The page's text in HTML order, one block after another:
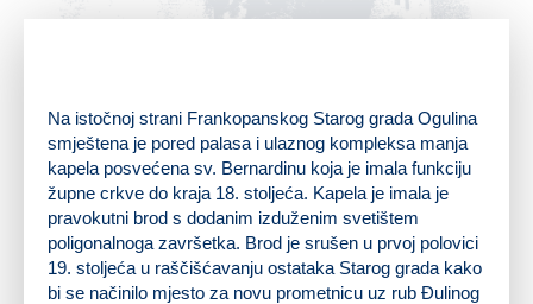
Na istočnoj strani Frankopanskog Starog grada Ogulina
smještena je pored palasa i ulaznog kompleksa manja
kapela posvećena sv. Bernardinu koja je imala funkciju
župne crkve do kraja 18. stoljeća. Kapela je imala je
pravokutni brod s dodanim izduženim svetištem
poligonalnoga završetka. Brod je srušen u prvoj polovici
19. stoljeća u raščišćavanju ostataka Starog grada kako
bi se načinilo mjesto za novu prometnicu uz rub Đulinog